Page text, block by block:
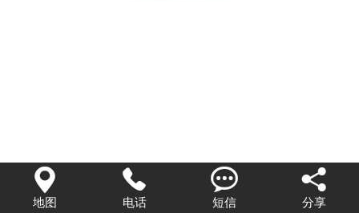

地图

电话

短信

分享